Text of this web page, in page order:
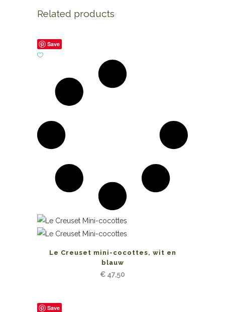
Related products
Save
Le Creuset mini-cocottes, wit en
blauw
€ 47,50
Save